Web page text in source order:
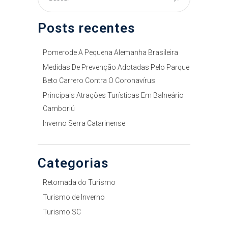
Posts recentes
Pomerode A Pequena Alemanha Brasileira
Medidas De Prevenção Adotadas Pelo Parque
Beto Carrero Contra O Coronavírus
Principais Atrações Turísticas Em Balneário
Camboriú
Inverno Serra Catarinense
Categorias
Retomada do Turismo
Turismo de Inverno
Turismo SC